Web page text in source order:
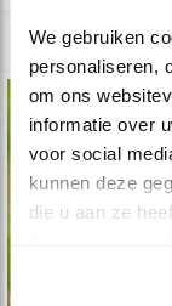
We gebruiken
personaliseren,
om ons
informatie over
voor social
kunnen deze
die u aan ze